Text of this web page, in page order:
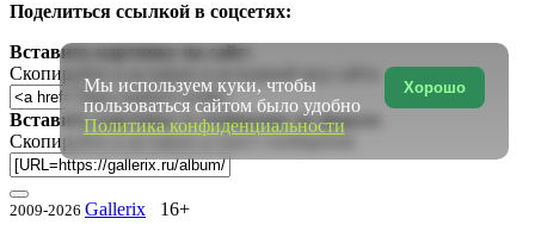
Поделиться ссылкой в соцсетях:
Вставить картинку на сайт:
Скопируйте и вставьте в исходный код сайта
Вставить картинку в сообщение на форум:
Скопируйте и вставьте в текст сообщения
2009-2026 Gallerix 16+
Хорошо
Мы используем куки, чтобы
пользоваться сайтом было удобно
Политика конфиденциальности